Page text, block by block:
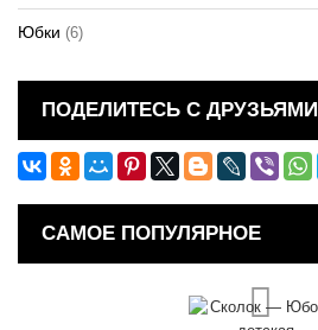
Юбки (6)
ПОДЕЛИТЕСЬ С ДРУЗЬЯМИ
САМОЕ ПОПУЛЯРНОЕ